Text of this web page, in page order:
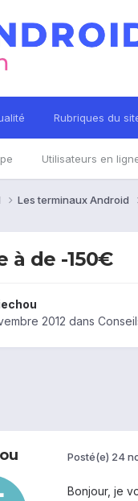
Rubriques du
Utilisateurs en
Les terminaux Android
à de -150€
2012 dans
Posté(e) 24
Bonjour, je